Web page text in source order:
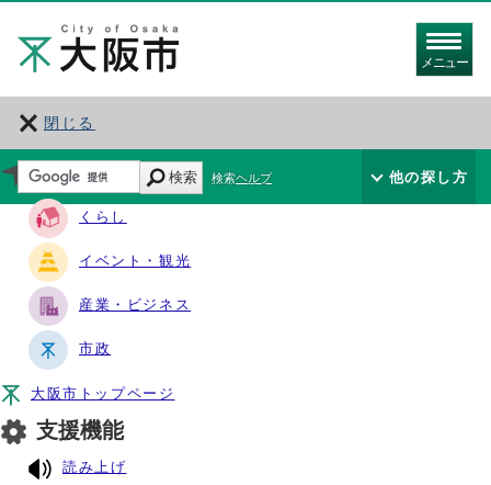
メニュー
閉じる
サイト・ナビ
くらし
イベント・観光
産業・ビジネス
市政
大阪市トップページ
支援機能
読み上げ
検索 検索ヘルプ 他の探し方